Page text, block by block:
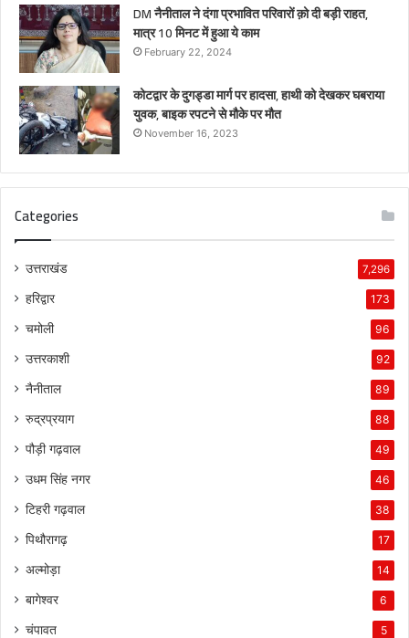
DM नैनीताल ने दंगा प्रभावित परिवारों क़ो दी बड़ी राहत,
मात्र 10 मिनट में हुआ ये काम
February 22, 2024
कोटद्वार के दुगड्डा मार्ग पर हादसा, हाथी को देखकर घबराया
युवक, बाइक रपटने से मौके पर मौत
November 16, 2023
Categories
उत्तराखंड 7,296
हरिद्वार 173
चमोली 96
उत्तरकाशी 92
नैनीताल 89
रुद्रप्रयाग 88
पौड़ी गढ़वाल 49
उधम सिंह नगर 46
टिहरी गढ़वाल 38
पिथौरागढ़ 17
अल्मोड़ा 14
बागेश्वर 6
चंपावत 5